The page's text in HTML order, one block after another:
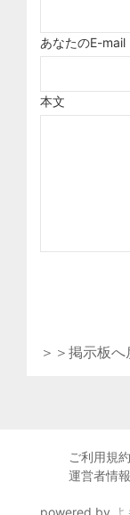
あなたのE-mail
本文
＞＞掲示板へ
ご利用規約
運営者情報
powered by